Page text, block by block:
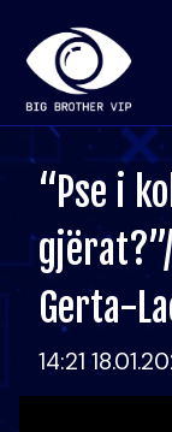
“Pse i
Gerta-
14:21